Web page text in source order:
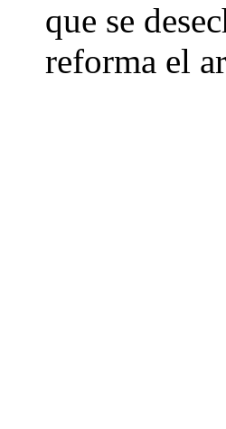
que se
reforma el